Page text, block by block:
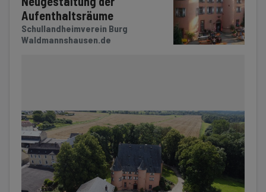
Aufenthaltsräume
Schullandheimverein Burg
Waldmannshausen.de